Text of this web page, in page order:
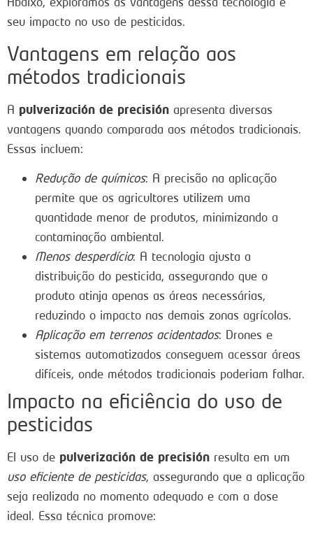
seu impacto no uso de pesticidas.
Vantagens em relação aos
métodos tradicionais
A pulverización de precisión apresenta diversas
vantagens quando comparada aos métodos tradicionais.
Essas incluem:
Redução de químicos: A precisão na aplicação
permite que os agricultores utilizem uma
quantidade menor de produtos, minimizando a
contaminação ambiental.
Menos desperdício: A tecnologia ajusta a
distribuição do pesticida, assegurando que o
produto atinja apenas as áreas necessárias,
reduzindo o impacto nas demais zonas agrícolas.
Aplicação em terrenos acidentados: Drones e
sistemas automatizados conseguem acessar áreas
difíceis, onde métodos tradicionais poderiam falhar.
Impacto na eficiência do uso de
pesticidas
El uso de pulverización de precisión resulta em um
uso eficiente de pesticidas, assegurando que a aplicação
seja realizada no momento adequado e com a dose
ideal. Essa técnica promove: